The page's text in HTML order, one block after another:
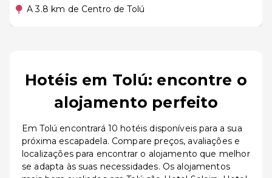
A 3.8 km de Centro de Tolú
Hotéis em Tolú: encontre o
alojamento perfeito
Em Tolú encontrará 10 hotéis disponíveis para a sua
próxima escapadela. Compare preços, avaliações e
localizações para encontrar o alojamento que melhor
se adapta às suas necessidades. Os alojamentos